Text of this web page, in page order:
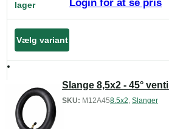
lager
Login for at se pris
Vælg variant
Slange 8,5x2 - 45° ventil
SKU: M12A458.5x2, Slanger